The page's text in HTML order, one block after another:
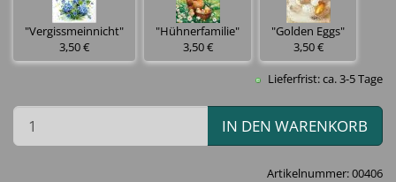
"Vergissmeinnicht"
3,50 €
"Hühnerfamilie"
3,50 €
"Golden Eggs"
3,50 €
Lieferfrist: ca. 3-5 Tage
IN DEN WARENKORB
Artikelnummer:00406